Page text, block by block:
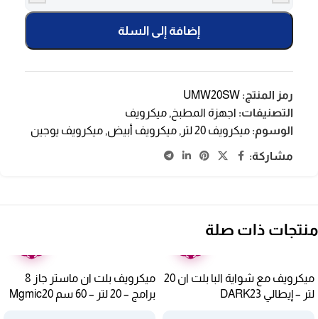
إضافة إلى السلة
رمز المنتج: UMW20SW
التصنيفات: اجهزة المطبخ , ميكرويف
الوسوم: ميكرويف 20 لتر , ميكرويف أبيض, ميكرويف يوجين
مشاركة:
منتجات ذات صلة
ميكرويف مع شواية البا بلت ان 20
لتر – إيطالي DARK23
ميكرويف بلت ان ماستر جاز 8
برامج – 20 لتر – 60 سم Mgmic20